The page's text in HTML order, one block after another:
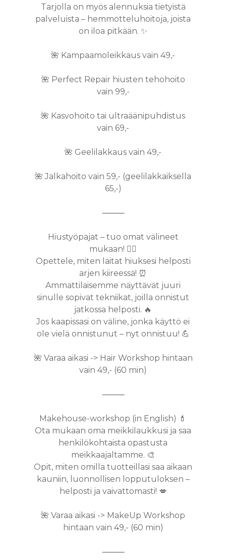
Tarjolla on myös alennuksia tietyistä
palveluista – hemmotteluhoitoja, joista
on iloa pitkään. ✨
🌺 Kampaamoleikkaus vain 49,-
🌺 Perfect Repair hiusten tehohoito
vain 99,-
🌺 Kasvohoito tai ultraäänipuhdistus
vain 69,-
🌺 Geelilakkaus vain 49,-
🌺 Jalkahoito vain 59,- (geelilakkaiksella
65,-)
⸻
Hiustyöpajat – tuo omat välineet
mukaan! 💇‍♀️
Opettele, miten laitat hiuksesi helposti
arjen kiireessä! ⏰
Ammattilaisemme näyttävät juuri
sinulle sopivat tekniikat, joilla onnistut
jatkossa helposti. 🔥
Jos kaapissasi on väline, jonka käyttö ei
ole vielä onnistunut – nyt onnistuu! 💪
🌺 Varaa aikasi -> Hair Workshop hintaan
vain 49,- (60 min)
⸻
Makehouse-workshop (in English) 💄
Ota mukaan oma meikkilaukkusi ja saa
henkilökohtaista opastusta
meikkaajaltamme. 🎨
Opit, miten omilla tuotteillasi saa aikaan
kauniin, luonnollisen lopputuloksen –
helposti ja vaivattomasti! 💋
🌺 Varaa aikasi -> MakeUp Workshop
hintaan vain 49,- (60 min)
⸻
HAIR SPA
KERATIINIHOITO
HAIRCARE
PERFECT REPAIR
MICRO-RING
HUOLTO
GLOSSING
BALAYAGE
HIUSTEN
HIUSTEN
KAMPAUKSET
PARTURI
BEAUTY BAR
GEELILAKKAUS
HAMPAIDEN
KULMIEN
RIPSIEN
KESTOTAIVUTUS
LIFT
KAMPAUS
MEIKKAUS
KOSMETOLOGI
KASVOHOITO
YELLOW PEEL
MIESTEN
KARVANPOISTO
SOKEROINTI
TIIMI
KOULUTUS
VERKKOKOULUTUS
KOULUTUS
INLEI KOULUTUS
KALENTERI
REKRY
EDUT
HINNASTO
LAHJAKORTTI
BLOGI
YHTEYSTIEDOT